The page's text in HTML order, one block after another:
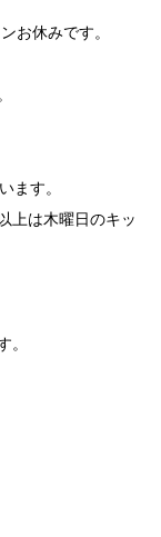
お休みです。
ます。
上は木曜日のキッ
。